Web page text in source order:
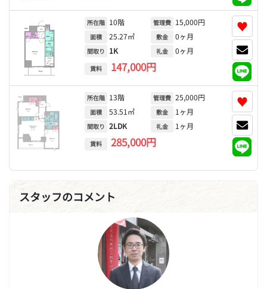
所在階 10階
面積 25.27㎡
間取り 1K
賃料 147,000円
管理費 15,000円
敷金 0ヶ月
礼金 0ヶ月
♥
所在階 13階
面積 53.51㎡
間取り 2LDK
賃料 285,000円
管理費 25,000円
敷金 1ヶ月
礼金 1ヶ月
♥
スタッフのコメント